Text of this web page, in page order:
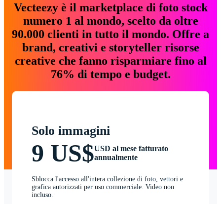
Vecteezy è il marketplace di foto stock
numero 1 al mondo, scelto da oltre
90.000 clienti in tutto il mondo. Offre a
brand, creativi e storyteller risorse
creative che fanno risparmiare fino al
76% di tempo e budget.
Solo immagini
9 US$USD al mese fatturato
annualmente
Sblocca l'accesso all'intera collezione di foto, vettori e
grafica autorizzati per uso commerciale. Video non
incluso.